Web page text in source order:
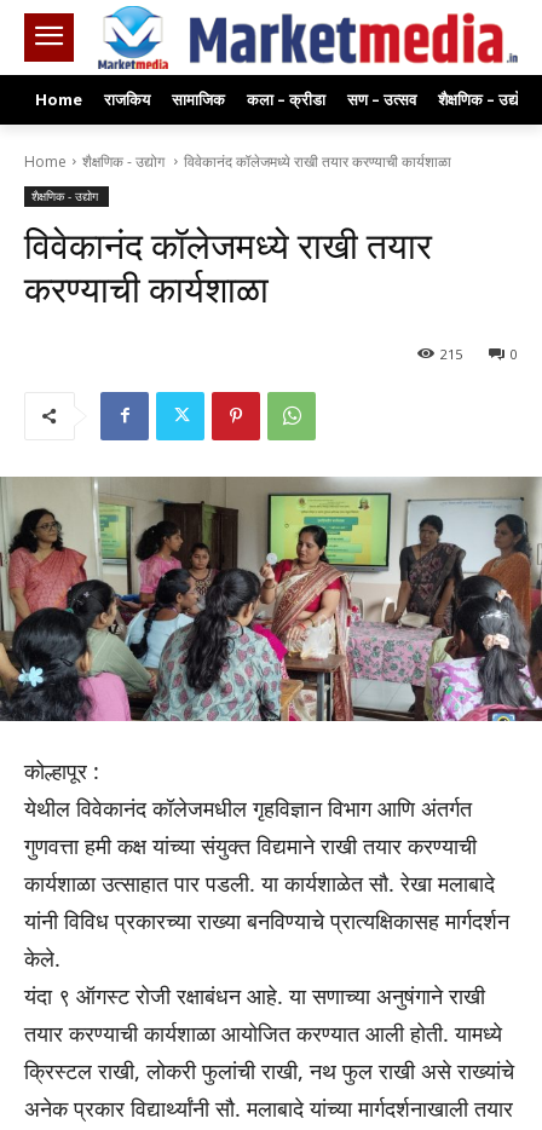
Home राजकिय सामाजिक कला – क्रीडा सण – उत्सव शैक्षणिक – उद्योग
Home शैक्षणिक - उद्योग विवेकानंद कॉलेजमध्ये राखी तयार करण्याची कार्यशाळा
शैक्षणिक - उद्योग
विवेकानंद कॉलेजमध्ये राखी तयार
करण्याची कार्यशाळा
0
215
कोल्हापूर :
येथील विवेकानंद कॉलेजमधील गृहविज्ञान विभाग आणि अंतर्गत
गुणवत्ता हमी कक्ष यांच्या संयुक्त विद्यमाने राखी तयार करण्याची
कार्यशाळा उत्साहात पार पडली. या कार्यशाळेत सौ. रेखा मलाबादे
यांनी विविध प्रकारच्या राख्या बनविण्याचे प्रात्यक्षिकासह मार्गदर्शन
केले.
यंदा ९ ऑगस्ट रोजी रक्षाबंधन आहे. या सणाच्या अनुषंगाने राखी
तयार करण्याची कार्यशाळा आयोजित करण्यात आली होती. यामध्ये
क्रिस्टल राखी, लोकरी फुलांची राखी, नथ फुल राखी असे राख्यांचे
अनेक प्रकार विद्यार्थ्यांनी सौ. मलाबादे यांच्या मार्गदर्शनाखाली तयार